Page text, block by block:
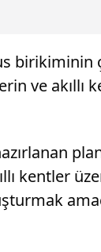
birikiminin
ve akıllı
kentler